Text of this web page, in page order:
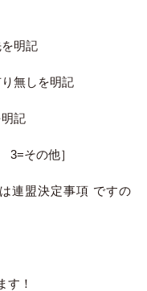
明記
無しを明記
記
その他］
連盟決定事項 ですの
す！